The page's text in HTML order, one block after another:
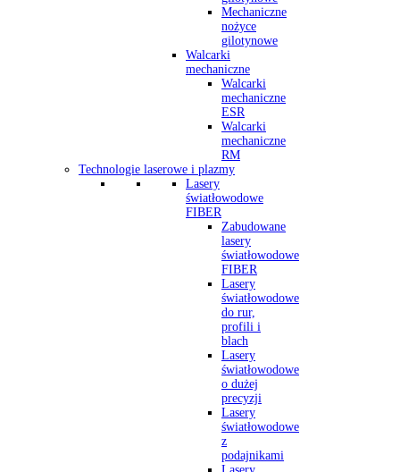
Mechaniczne
nożyce
gilotynowe
Walcarki
mechaniczne
Walcarki
mechaniczne
ESR
Walcarki
mechaniczne
RM
Technologie laserowe i plazmy
Lasery
światłowodowe
FIBER
Zabudowane
lasery
światłowodowe
FIBER
Lasery
światłowodowe
do rur,
profili i
blach
Lasery
światłowodowe
o dużej
precyzji
Lasery
światłowodowe
z
podajnikami